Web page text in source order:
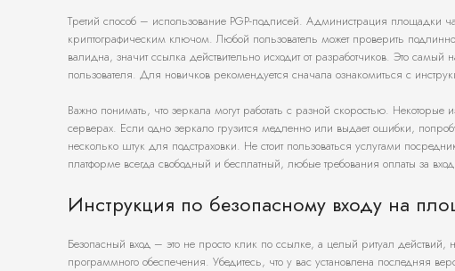
Третий способ – использование PGP-подписей. Администрация площадки
криптографическим ключом. Любой пользователь может проверить
валидна, значит ссылка действительно исходит от разработчиков. Это
пользователя. Для новичков рекомендуется сначала ознакомиться с
Важно понимать, что зеркала могут работать с разной скоростью.
серверах. Если одно зеркало грузится медленно или выдает ошибки,
несколько штук для подстраховки. Не стоит пользоваться услугами
платформе всегда свободный и бесплатный, любые требования оплаты за
Инструкция по безопасному входу на
Безопасный вход – это не просто клик по ссылке, а целый ритуал
программного обеспечения. Убедитесь, что у вас установлена последняя